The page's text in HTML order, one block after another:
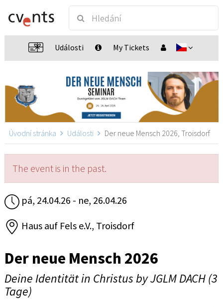
Události My Tickets
Úvodní stránka Události Der neue Mensch 2026, Troisdorf
The event is in the past.
pá, 24.04.26 - ne, 26.04.26
Haus auf Fels e.V., Troisdorf
Der neue Mensch 2026
Deine Identität in Christus by JGLM DACH (3
Tage)